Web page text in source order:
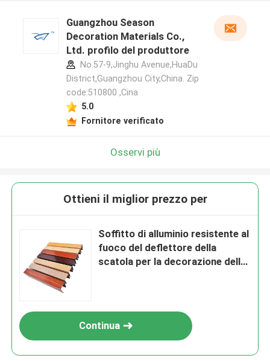
Guangzhou Season
Decoration Materials Co.,
Ltd. profilo del produttore
No.57-9,Jinghu Avenue,HuaDu
District,Guangzhou City,China. Zip
code:510800 ,Cina
5.0
Fornitore verificato
Osservi più
Ottieni il miglior prezzo per
Soffitto di alluminio resistente al
fuoco del deflettore della
scatola per la decorazione della
Continua